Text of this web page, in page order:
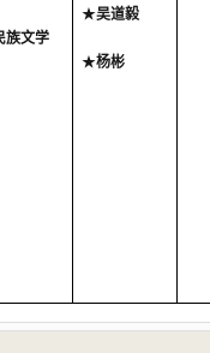
族文学
★吴道毅
★杨彬